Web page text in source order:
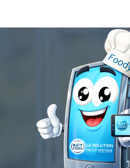
Digitalisez vos
Digitalisez vos